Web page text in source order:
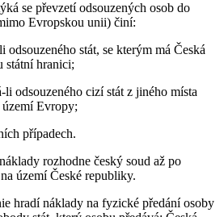
se převzetí odsouzených osob do
Evropskou unii) činí:
odsouzeného stát, se kterým má Česká
státní hranici;
odsouzeného cizí stát z jiného místa
území Evropy;
případech.
rozhodne český soud až po
území České republiky.
hradí náklady na fyzické předání osoby